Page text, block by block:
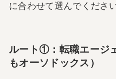
に合わせて選んでください
ルート①：転職エージ
もオーソドックス）